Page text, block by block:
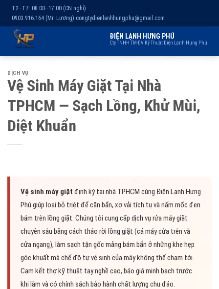
T2–T7: 08:00–17:00 (CN nghỉ)
0903.916.164 (Mr. Lương) congtydienlanhhungphu@gmail.com
ĐIỆN LẠNH HƯNG PHÚ
Cty TNHH TM-DV Kỹ Thuật Điện Lạnh Hưng Phú
đến
dung
DỊCH VỤ
Vệ Sinh Máy Giặt Tại Nhà
TPHCM — Sạch Lồng, Khử Mùi,
Diệt Khuẩn
Vệ sinh máy giặt định kỳ tại nhà TPHCM cùng Điện Lạnh Hưng
Phú giúp loại bỏ triệt để cặn bẩn, xơ vải tích tụ và nấm mốc đen
bám trên lồng giặt. Chúng tôi cung cấp dịch vụ rửa máy giặt
chuyên sâu bằng cách tháo rời lồng giặt (cả máy cửa trên và
cửa ngang), làm sạch tận gốc mảng bám bẩn ở những khe hẹp
góc khuất mà chế độ tự vệ sinh của máy không thể chạm tới.
Cam kết thợ kỹ thuật tay nghề cao, báo giá minh bạch trước
khi làm và có chính sách bảo hành chất lượng chu đáo.